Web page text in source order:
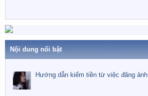
Nội dung nổi bật
Hướng dẫn kiếm tiền từ việc đăng ảnh